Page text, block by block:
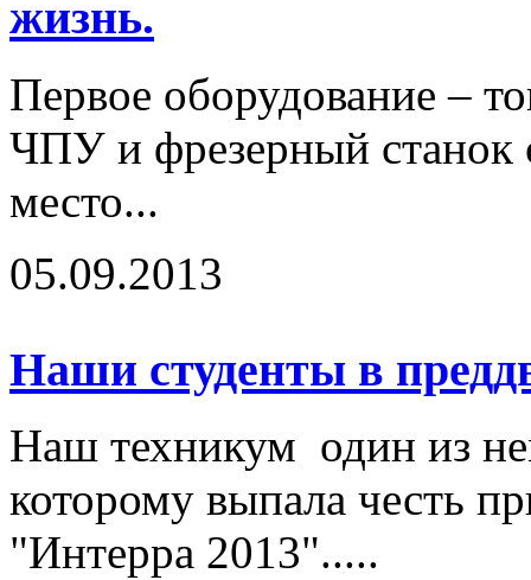
жизнь.
Первое оборудование –
ЧПУ и фрезерный станок
место...
05.09.2013
Наши студенты в
Наш техникум один из
которому выпала честь
"Интерра 2013".....